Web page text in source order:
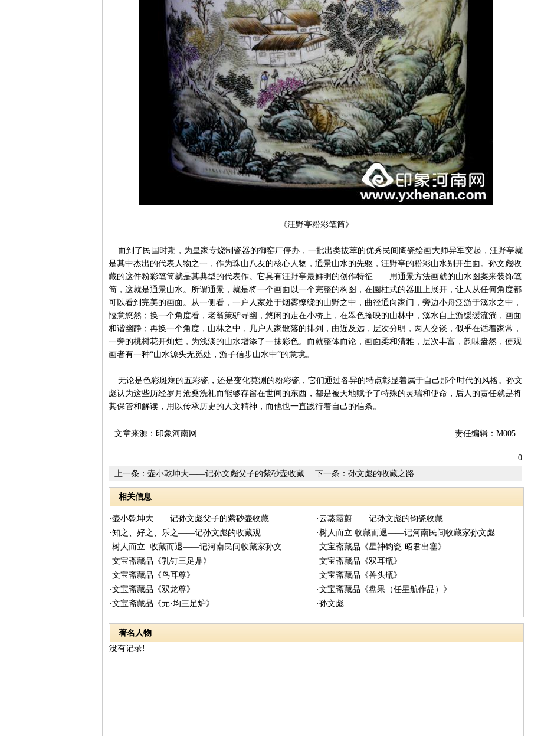
《汪野亭粉彩笔筒》
而到了民国时期，为皇家专烧制瓷器的御窑厂停办，一批出类拔萃的优秀民间陶瓷绘画大师异军突起，汪野亭就
是其中杰出的代表人物之一，作为珠山八友的核心人物，通景山水的先驱，汪野亭的粉彩山水别开生面。孙文彪收
藏的这件粉彩笔筒就是其典型的代表作。它具有汪野亭最鲜明的创作特征——用通景方法画就的山水图案来装饰笔
筒，这就是通景山水。所谓通景，就是将一个画面以一个完整的构图，在圆柱式的器皿上展开，让人从任何角度都
可以看到完美的画面。从一侧看，一户人家处于烟雾缭绕的山野之中，曲径通向家门，旁边小舟泛游于溪水之中，
惬意悠然；换一个角度看，老翁策驴寻幽，悠闲的走在小桥上，在翠色掩映的山林中，溪水自上游缓缓流淌，画面
和谐幽静；再换一个角度，山林之中，几户人家散落的排列，由近及远，层次分明，两人交谈，似乎在话着家常，
一旁的桃树花开灿烂，为浅淡的山水增添了一抹彩色。而就整体而论，画面柔和清雅，层次丰富，韵味盎然，使观
画者有一种“山水源头无觅处，游子信步山水中”的意境。
无论是色彩斑斓的五彩瓷，还是变化莫测的粉彩瓷，它们通过各异的特点彰显着属于自己那个时代的风格。孙文
彪认为这些历经岁月沧桑洗礼而能够存留在世间的东西，都是被天地赋予了特殊的灵瑞和使命，后人的责任就是将
其保管和解读，用以传承历史的人文精神，而他也一直践行着自己的信条。
责任编辑：M005
文章来源：印象河南网
0
下一条： 孙文彪的收藏之路
上一条： 壶小乾坤大——记孙文彪父子的紫砂壶收藏
相关信息
·壶小乾坤大——记孙文彪父子的紫砂壶收藏
·云蒸霞蔚——记孙文彪的钧瓷收藏
·知之、好之、乐之——记孙文彪的收藏观
·树人而立 收藏而退——记河南民间收藏家孙文彪
·树人而立 收藏而退——记河南民间收藏家孙文
·文宝斋藏品《星神钧瓷·昭君出塞》
·文宝斋藏品《乳钉三足鼎》
·文宝斋藏品《双耳瓶》
·文宝斋藏品《鸟耳尊》
·文宝斋藏品《兽头瓶》
·文宝斋藏品《双龙尊》
·文宝斋藏品《盘果（任星航作品）》
·文宝斋藏品《元·均三足炉》
·孙文彪
著名人物
没有记录!